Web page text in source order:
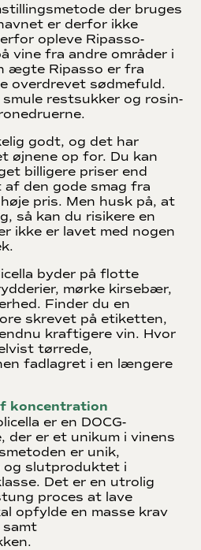
der bruges
er derfor ikke
opleve Ripasso-
vine fra andre områder i
ægte Ripasso er fra
overdrevet sødmefuld.
restsukker og rosin-
godt, og det har
øjnene op for. Du kan
billigere priser end
af den gode smag fra
pris. Men husk på, at
så kan du risikere en
ikke er lavet med nogen
byder på flotte
mørke kirsebær,
Finder du en
skrevet på etiketten,
kraftigere vin. Hvor
tørrede,
fadlagret i en længere
koncentration
er en DOCG-
der er et unikum i vinens
er unik,
og slutproduktet i
Det er en utrolig
proces at lave
opfylde en masse krav
samt